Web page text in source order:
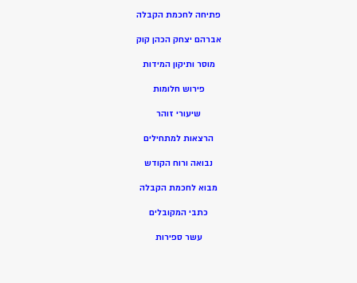
פתיחה לחכמת הקבלה
אברהם יצחק הכהן קוק
מוסר ותיקון המידות
פירוש חלומות
שיעורי זוהר
הרצאות למתחילים
נבואה ורוח הקודש
מבוא לחכמת הקבלה
כתבי המקובלים
עשר ספירות